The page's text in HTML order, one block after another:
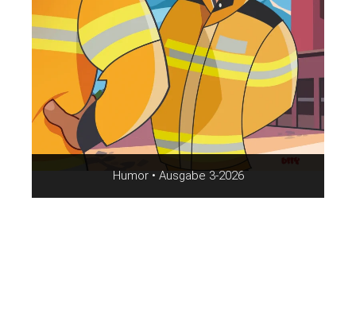
Humor • Ausgabe 3-2026